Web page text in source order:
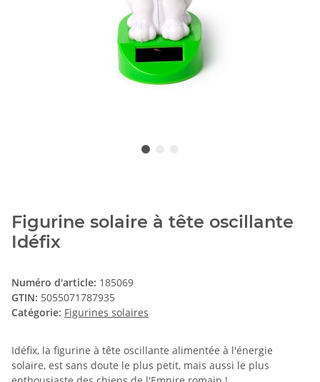
Figurine solaire à tête oscillante
Idéfix
Numéro d'article: 185069
GTIN: 5055071787935
Catégorie: Figurines solaires
Idéfix, la figurine à tête oscillante alimentée à l'énergie
solaire, est sans doute le plus petit, mais aussi le plus